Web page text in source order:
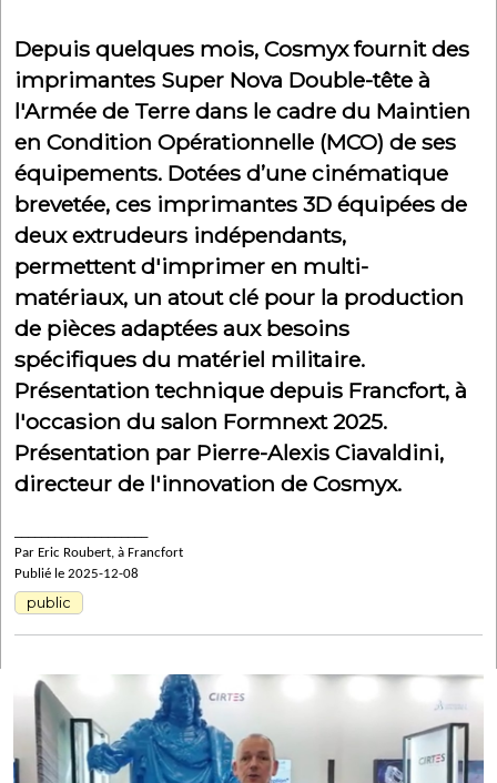
Depuis quelques mois, Cosmyx fournit des
imprimantes Super Nova Double-tête à
l'Armée de Terre dans le cadre du Maintien
en Condition Opérationnelle (MCO) de ses
équipements. Dotées d’une cinématique
brevetée, ces imprimantes 3D équipées de
deux extrudeurs indépendants,
permettent d'imprimer en multi-
matériaux, un atout clé pour la production
de pièces adaptées aux besoins
spécifiques du matériel militaire.
Présentation technique depuis Francfort, à
l'occasion du salon Formnext 2025.
Présentation par Pierre-Alexis Ciavaldini,
directeur de l'innovation de Cosmyx.
Par Eric Roubert, à Francfort
Publié le 2025-12-08
public